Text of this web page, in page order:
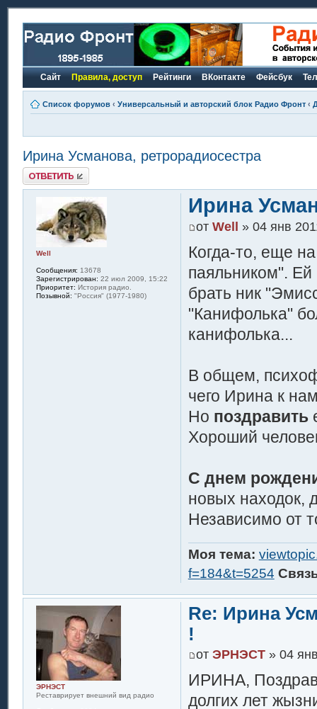
Сайт Правила, доступ Рейтинги ВКонтакте Фейсбук
Список форумов ‹ Универсальный и авторский блок Радио Фронт ‹
Ирина Усманова, ретрорадиосестра
Ответить
Ирина
от Well » 04 янв
Когда-то, еще
паяльником". Ей
брать ник
"Канифолька"
канифолька...
В общем,
чего Ирина к
Но поздравить
Хороший
С днем
новых находок,
Независимо от
Моя тема:
f=184&t=5254
Well
Сообщения: 13678
Зарегистрирован: 22 июл 2009, 15:22
Приоритет: История радио.
Позывной: "Россия" (1977-1980)
Re: Ирина
!
от ЭРНЭСТ» 04
ИРИНА,
долгих лет
ЭРНЭСТ
Реставрирует внешний вид радио